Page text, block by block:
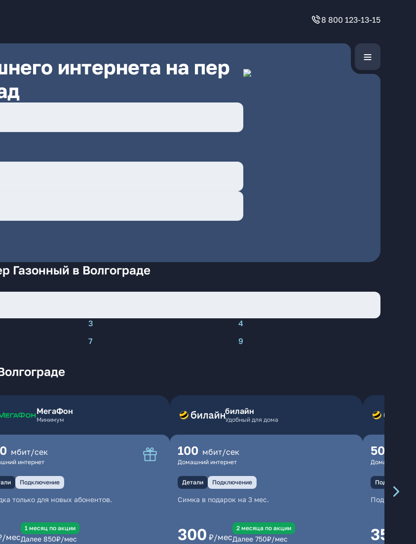
8 800 123-13-15
интернета на пер
Газонный в Волгограде
3
4
7
9
МегаФон
Минимум
мбит/сек
интернет
Подключение
только для новых абонентов.
мес
1 месяц по акции
Далее 850₽/мес
билайн
Удобный для дома
100 мбит/сек
Домашний интернет
Детали Подключение
Симка в подарок на 3 мес.
300 ₽/мес
2 месяцa по акции
Далее 750₽/мес
500
Домашний
Подключение
350